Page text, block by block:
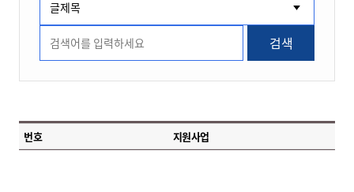
검색
번호 지원사업